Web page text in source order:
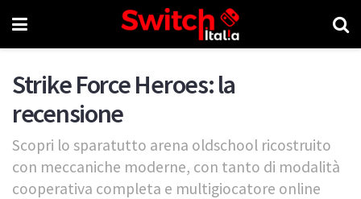
Strike Force Heroes: la
recensione
Scopri lo sparatutto arena oldschool ricostruito
con meccaniche moderne, con tanto di modalità
cooperativa completa e multigiocatore online